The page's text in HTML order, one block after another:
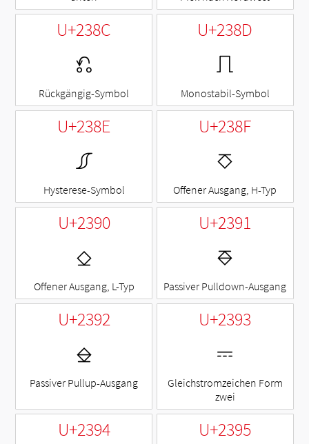
U+238C
⎌
Rückgängig-Symbol
U+238D
⎍
Monostabil-Symbol
U+238E
⎎
Hysterese-Symbol
U+238F
⎏
Offener Ausgang, H-Typ
U+2390
⎐
Offener Ausgang, L-Typ
U+2391
⎑
Passiver Pulldown-Ausgang
U+2392
⎒
Passiver Pullup-Ausgang
U+2393
⎓
Gleichstromzeichen Form
zwei
U+2394 U+2395